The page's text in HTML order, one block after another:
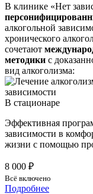
В клинике «Нет
алкогольной
хронического
сочетают
методики с
вид алкоголизма:
В стационаре
Эффективная
зависимости в
жизни с помощью
8 000 ₽
Всё включено
Подробнее